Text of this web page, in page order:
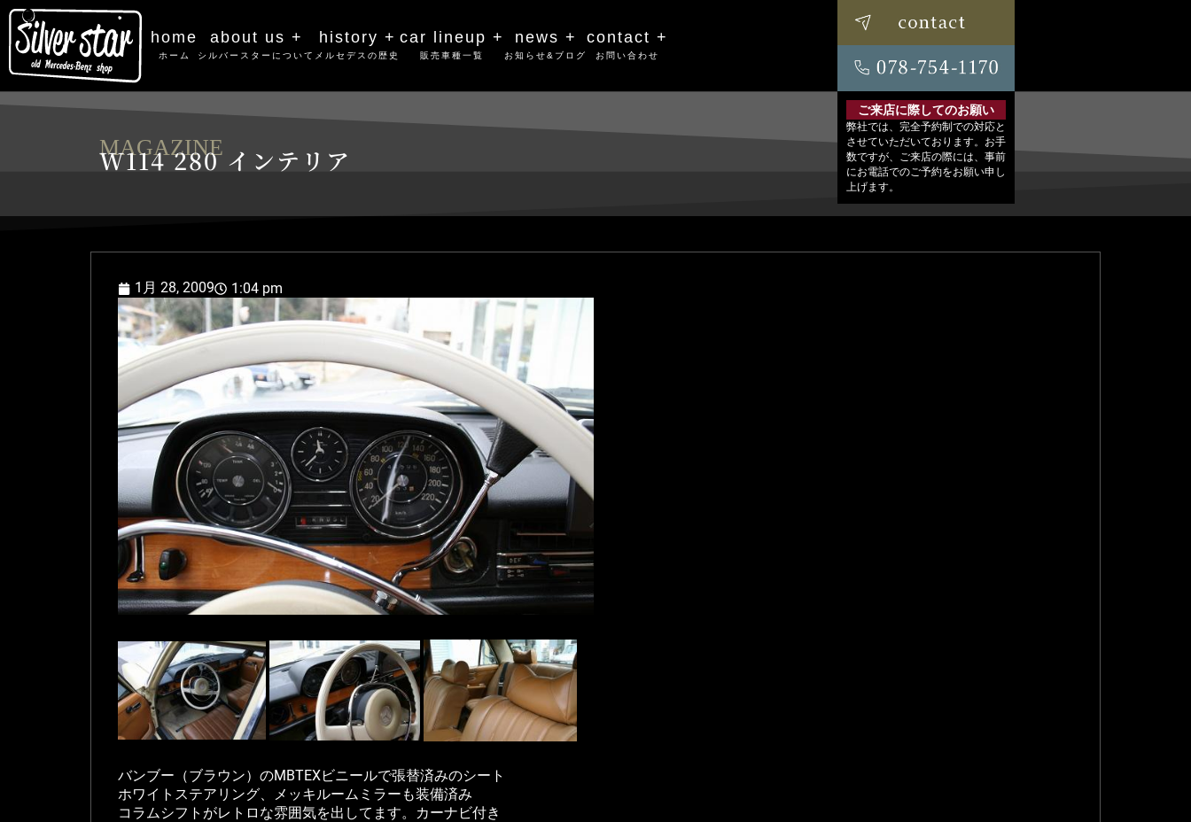
home
ホーム
about us +
シルバースターについて
history +
メルセデスの歴史
car lineup +
販売車種一覧
news +
お知らせ&ブログ
contact +
お問い合わせ
ご来店に際してのお願い
弊社では、完全予約制での対応と
させていただいております。お手
数ですが、ご来店の際には、事前
にお電話でのご予約をお願い申し
上げます。
MAGAZINE
W114 280 インテリア
1月 28, 2009 1:04 pm
バンブー（ブラウン）のMBTEXビニールで張替済みのシート
ホワイトステアリング、メッキルームミラーも装備済み
コラムシフトがレトロな雰囲気を出してます。カーナビ付き